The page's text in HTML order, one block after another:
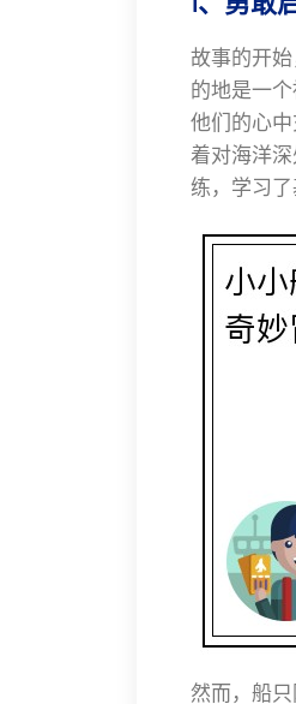
故事的开
的地是一
他们的心
着对海洋
练，学习
然而，船